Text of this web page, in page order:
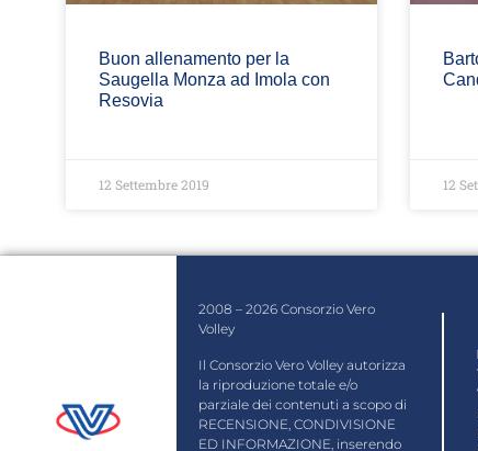
Buon allenamento per la
Saugella Monza ad Imola con
Resovia
12 Settembre 2019 12
2008 – 2026 Consorzio Vero
Volley
Il Consorzio Vero Volley autorizza
la riproduzione totale e/o
parziale dei contenuti a scopo di
RECENSIONE, CONDIVISIONE
ED INFORMAZIONE, inserendo